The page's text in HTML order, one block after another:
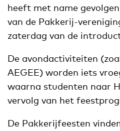
heeft met name
van de Pakkerij-
zaterdag van de
De avondactiviteiten
AEGEE) worden iets
waarna studenten naar
vervolg van het
De Pakkerijfeesten